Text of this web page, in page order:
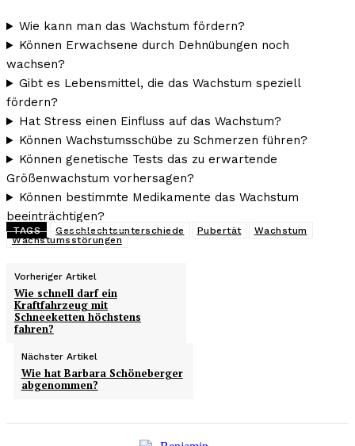
Wie kann man das Wachstum fördern?
Können Erwachsene durch Dehnübungen noch
wachsen?
Gibt es Lebensmittel, die das Wachstum speziell
fördern?
Hat Stress einen Einfluss auf das Wachstum?
Können Wachstumsschübe zu Schmerzen führen?
Können genetische Tests das zu erwartende
Größenwachstum vorhersagen?
Können bestimmte Medikamente das Wachstum
beeinträchtigen?
TAGS Geschlechtsunterschiede Pubertät
Wachstum
Wachstumsstörungen
Vorheriger Artikel
Wie schnell darf ein
Kraftfahrzeug mit
Schneeketten höchstens
fahren?
Nächster Artikel
Wie hat Barbara Schöneberger
abgenommen?